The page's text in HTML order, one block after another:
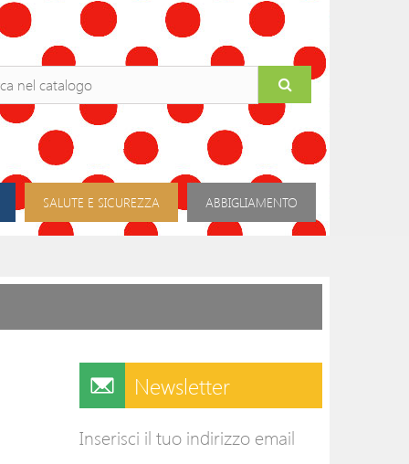
SALUTE E SICUREZZA ABBIGLIAMENTO
Newsletter
Inserisci il tuo indirizzo email